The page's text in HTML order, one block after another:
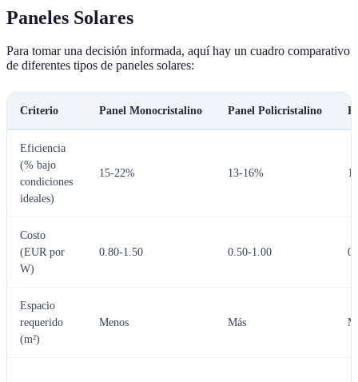
Paneles Solares
Para tomar una decisión informada, aquí hay un cuadro comparativo
de diferentes tipos de paneles solares:
Criterio Panel Monocristalino Panel Policristalino
Eficiencia
(% bajo
condiciones
ideales)
15-22% 13-16%
Costo
(EUR por
W)
0.80-1.50 0.50-1.00
Espacio
requerido
(m²)
Menos Más